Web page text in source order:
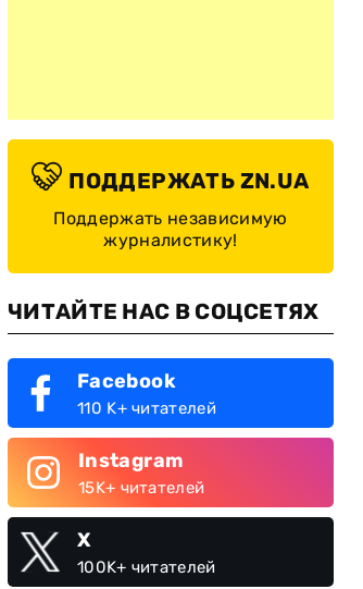
ПОДДЕРЖАТЬ ZN.UA
Поддержать независимую
журналистику!
ЧИТАЙТЕ НАС В СОЦСЕТЯХ
Facebook
110 K+ читателей
Instagram
15K+ читателей
X
100K+ читателей